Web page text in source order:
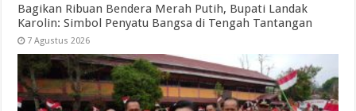
Bagikan Ribuan Bendera Merah Putih, Bupati Landak
Karolin: Simbol Penyatu Bangsa di Tengah Tantangan
7 Agustus 2026